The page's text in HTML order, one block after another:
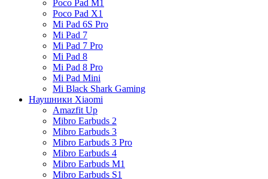
Poco Pad M1
Poco Pad X1
Mi Pad 6S Pro
Mi Pad 7
Mi Pad 7 Pro
Mi Pad 8
Mi Pad 8 Pro
Mi Pad Mini
Mi Black Shark Gaming
Наушники Xiaomi
Amazfit Up
Mibro Earbuds 2
Mibro Earbuds 3
Mibro Earbuds 3 Pro
Mibro Earbuds 4
Mibro Earbuds M1
Mibro Earbuds S1